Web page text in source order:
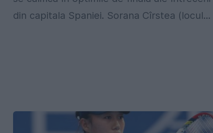
din capitala Spaniei. Sorana Cîrstea (locul...